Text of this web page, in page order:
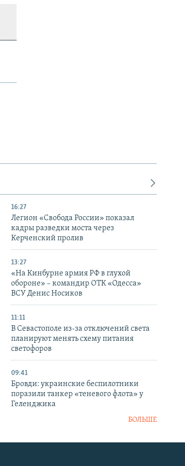
16:27
Легион «Свобода России» показал
кадры разведки моста через
Керченский пролив
13:27
«На Кинбурне армия РФ в глухой
обороне» – командир ОТК «Одесса»
ВСУ Денис Носиков
11:11
В Севастополе из-за отключений света
планируют менять схему питания
светофоров
09:41
Бровди: украинские беспилотники
поразили танкер «теневого флота» у
Геленджика
БОЛЬШЕ